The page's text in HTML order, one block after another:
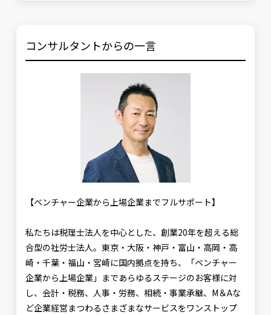
コンサルタントからの一言
【ベンチャー企業から上場企業までフルサポート】
私たちは税理士法人を中心とした、創業20年を超える総
合型の社労士法人。東京・大阪・神戸・富山・高岡・高
崎・千葉・福山・宮崎に国内拠点を持ち、「ベンチャー
企業から上場企業」まであらゆるステージのお客様に対
し、会計・税務、人事・労務、相続・事業承継、M＆Aな
ど企業経営まつわるさまざまなサービスをワンストップ